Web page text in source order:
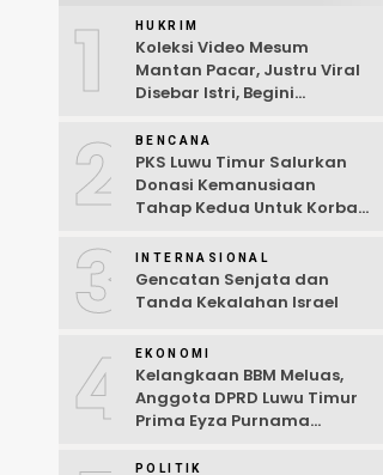
1 HUKRIM
Koleksi Video Mesum
Mantan Pacar, Justru Viral
Disebar Istri, Begini
2 BENCANA
PKS Luwu Timur Salurkan
Donasi Kemanusiaan
Tahap Kedua Untuk Korban
3 INTERNASIONAL
Gencatan Senjata dan
Tanda Kekalahan Israel
4 EKONOMI
Kelangkaan BBM Meluas,
Anggota DPRD Luwu Timur
Prima Eyza Purnama
Terbuka
POLITIK